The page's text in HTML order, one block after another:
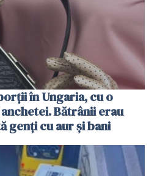
în Ungaria, cu o
Bătrânii erau
genți cu aur și bani